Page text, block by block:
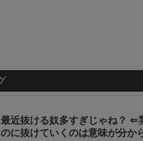
最近抜ける奴多すぎじゃね？ ⇐
に抜けていくのは意味が分か